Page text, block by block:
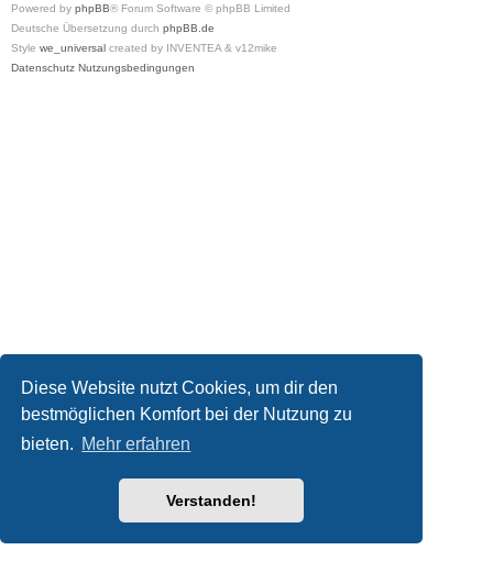
Diese Website nutzt Cookies, um dir den
bestmöglichen Komfort bei der Nutzung zu
bieten. Mehr erfahren
Verstanden!
Powered by phpBB® Forum Software © phpBB Limited
Deutsche Übersetzung durch phpBB.de
Style we_universal created by INVENTEA & v12mike
Datenschutz Nutzungsbedingungen